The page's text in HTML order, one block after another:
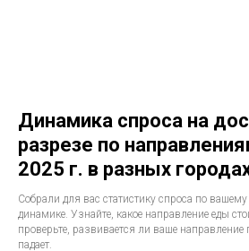
Динамика спроса на
разрезе по
2025 г. в разных
Собрали для вас статистику спроса по
динамике. Узнайте, какое направление еды
проверьте, развивается ли ваше направление
падает.